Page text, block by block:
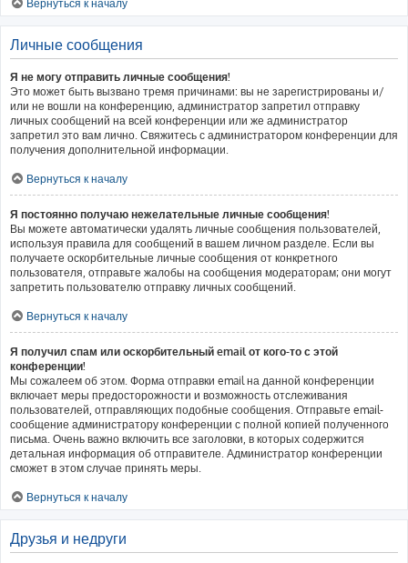
Вернуться к началу
Личные сообщения
Я не могу отправить личные сообщения!
Это может быть вызвано тремя причинами: вы не зарегистрированы и/
или не вошли на конференцию, администратор запретил отправку
личных сообщений на всей конференции или же администратор
запретил это вам лично. Свяжитесь с администратором конференции для
получения дополнительной информации.
Вернуться к началу
Я постоянно получаю нежелательные личные сообщения!
Вы можете автоматически удалять личные сообщения пользователей,
используя правила для сообщений в вашем личном разделе. Если вы
получаете оскорбительные личные сообщения от конкретного
пользователя, отправьте жалобы на сообщения модераторам; они могут
запретить пользователю отправку личных сообщений.
Вернуться к началу
Я получил спам или оскорбительный email от кого-то с этой
конференции!
Мы сожалеем об этом. Форма отправки email на данной конференции
включает меры предосторожности и возможность отслеживания
пользователей, отправляющих подобные сообщения. Отправьте email-
сообщение администратору конференции с полной копией полученного
письма. Очень важно включить все заголовки, в которых содержится
детальная информация об отправителе. Администратор конференции
сможет в этом случае принять меры.
Вернуться к началу
Друзья и недруги